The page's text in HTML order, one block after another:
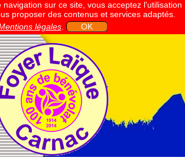
navigation sur ce site, vous acceptez l'utilisation
proposer des contenus et services adaptés.
légales. OK